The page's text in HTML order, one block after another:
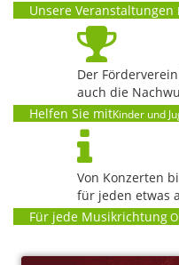
Unsere Veranstaltungen
Der
auch die
Helfen Sie mitKinder und
Von Konzerten
für jeden etwas
Für jede Musikrichtung